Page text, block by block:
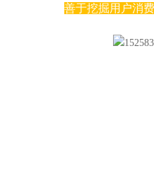
善于挖掘用户消